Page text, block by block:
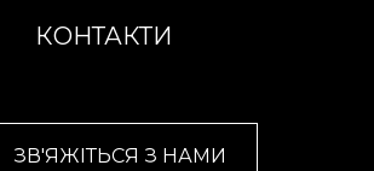
КОНТАКТИ
ЗВ'ЯЖІТЬСЯ З НАМИ